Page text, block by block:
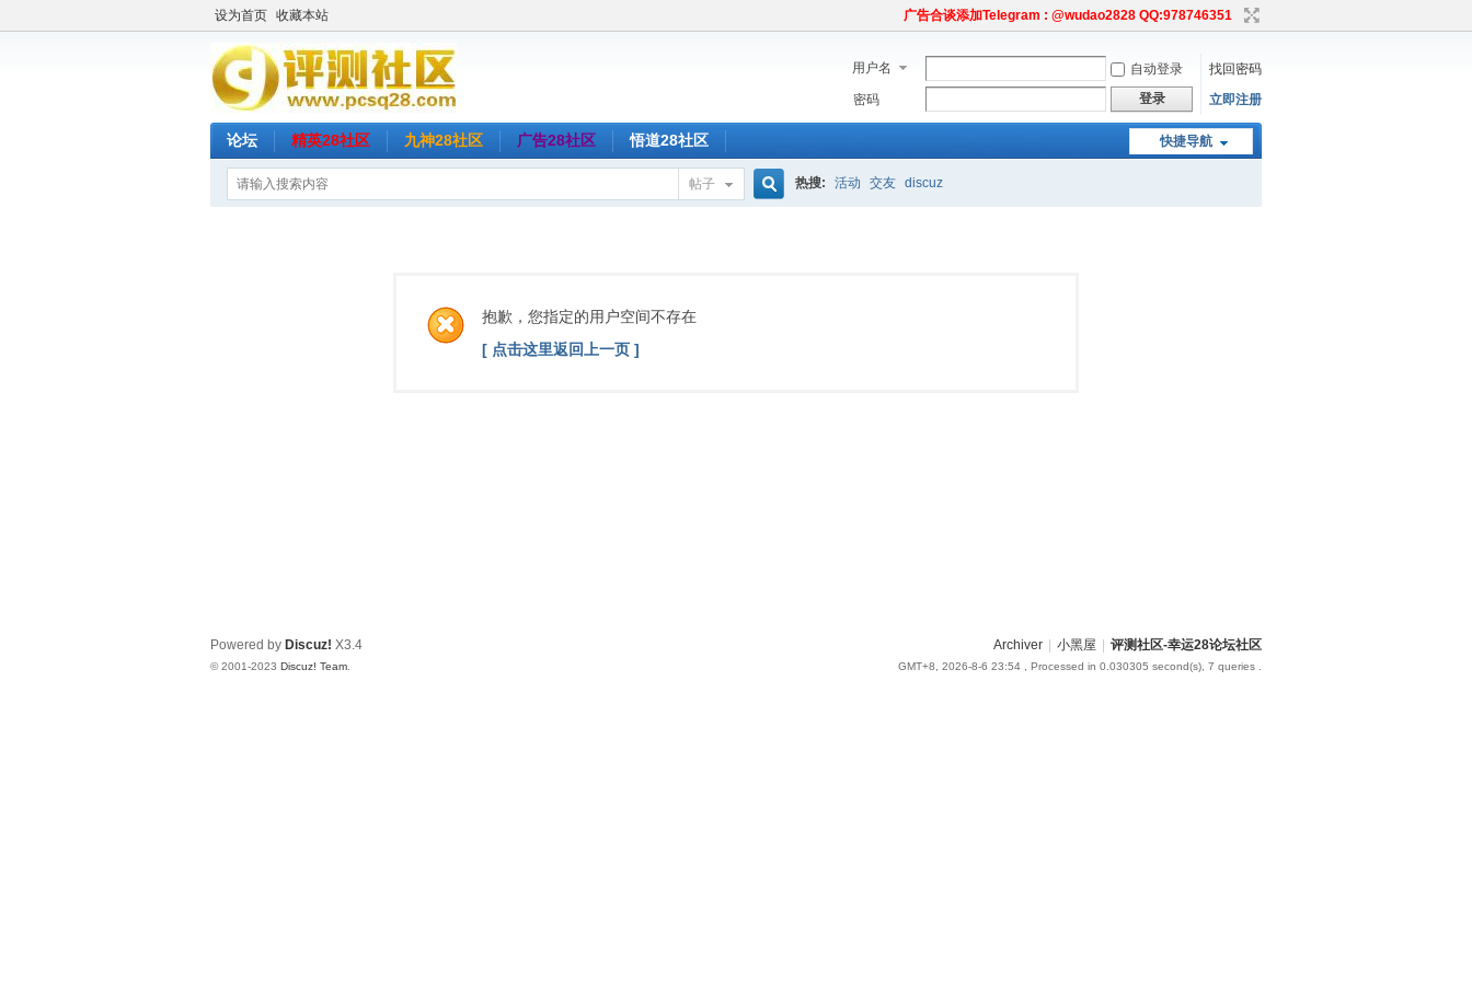
设为首页 收藏本站 广告合谈添加Telegram : @wudao2828 QQ:978746351
用户名 自动登录
找回密码
密码
登录 立即注册
快捷导航
论坛 精英28社区 九神28社区 广告28社区 悟道28社区
帖子 热搜: 活动 交友 discuz
抱歉，您指定的用户空间不存在
[ 点击这里返回上一页 ]
Archiver 小黑屋 评测社区-幸运28论坛社区
GMT+8, 2026-8-6 23:54 , Processed in 0.030305 second(s), 7 queries .
Powered by Discuz! X3.4
© 2001-2023 Discuz! Team